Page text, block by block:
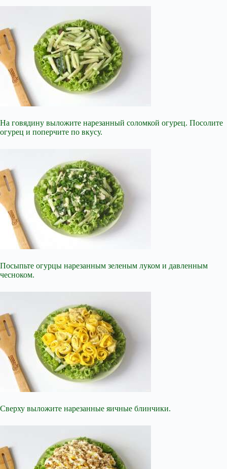
На говядину выложите нарезанный соломкой огурец. Посолите
огурец и поперчите по вкусу.
Посыпьте огурцы нарезанным зеленым луком и давленным
чесноком.
Сверху выложите нарезанные яичные блинчики.